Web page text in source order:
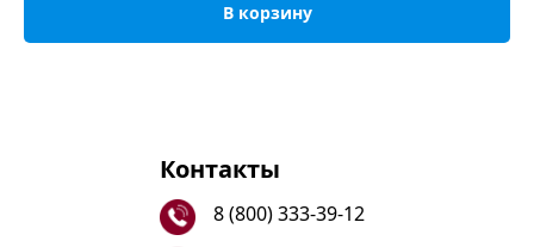
В корзину
Контакты
8 (800) 333-39-12